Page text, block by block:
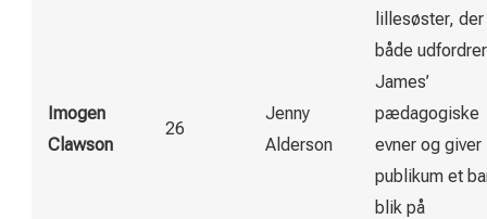
Imogen
Clawson
26
Jenny
Alderson
lillesøster, der
både udfordrer
James’
pædagogiske
evner og giver
publikum et
blik på